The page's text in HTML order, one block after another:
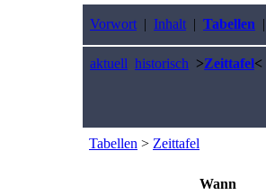
Vorwort | Inhalt | Tabellen |
aktuell historisch >Zeittafel<
Tabellen > Zeittafel
Wann